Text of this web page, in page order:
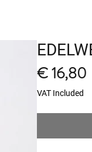
€ 16,80
VAT Included